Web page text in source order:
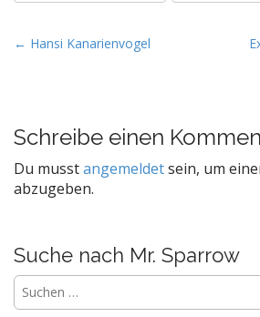
P
n
a
v
a
t
i
← Hansi Kanarienvogel
Schreibe einen
Du musstangemeldetsein, um
abzugeben.
Suche nach Mr. Sparrow
Suchen
nach: